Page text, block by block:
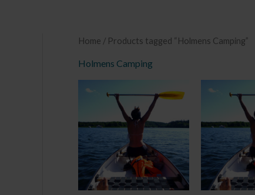
Home / Products tagged “Holmens Camping”
Holmens Camping